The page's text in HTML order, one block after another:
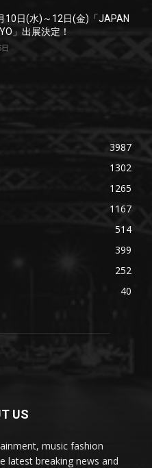
10日(水)～12日(金)「JAPAN
」出展決定！
3987
1302
1265
1167
514
399
252
40
US
music fashion
latest breaking news and